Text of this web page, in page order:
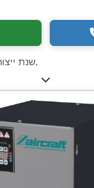
שנת,